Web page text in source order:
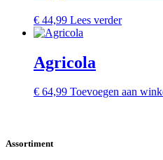
€ 44,99 Lees verder
Agricola
€ 64,99 Toevoegen aan
Assortiment